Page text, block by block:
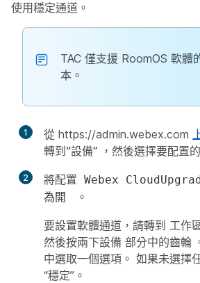
使用穩定通道。
TAC 僅支援 RoomOS 軟體
本。
1 從 https://admin.webex.com
轉到“設備” ，然後選擇要配置
2 將配置 Webex
為開
。
要設置軟體通道，請轉到 工作
然後按兩下設備 部分中的齒輪
中選取一個選項。 如果未選擇
“穩定”。